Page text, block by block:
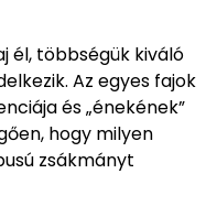
él, többségük kiváló
Az egyes fajok
és „énekének”
hogy milyen
zsákmányt